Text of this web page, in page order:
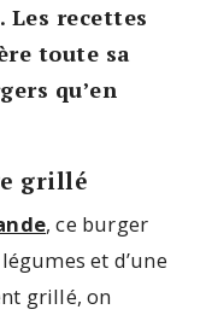
Les recettes
toute sa
qu’en
grillé
, ce burger
et d’une
grillé, on